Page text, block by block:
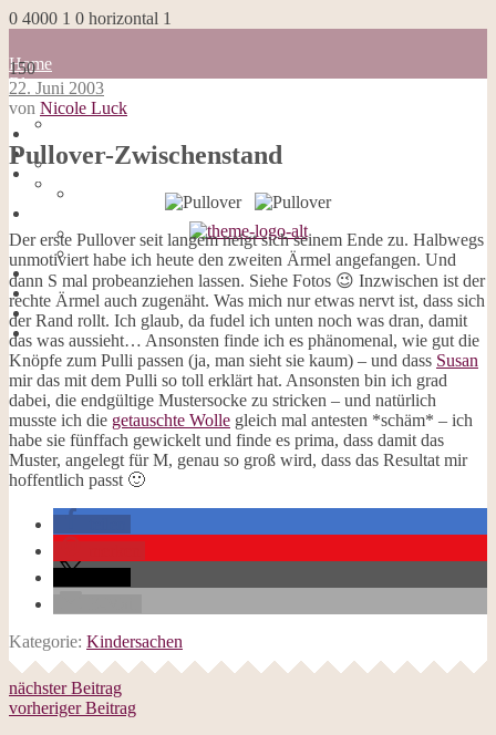
0 4000 1 0 horizontal 1
Home
Blog
about me
Impressum
Datenschutzerklärung
Galerie
Opal-Abos
Strickblogs
Hörbücher
150
Home
Blog
about me
Datenschutzerklärung
Cookies
Galerie
Opal-Abos
Strickblogs
Hörbücher
22. Juni 2003
von Nicole Luck
Pullover-Zwischenstand
Der erste Pullover seit langem neigt sich seinem Ende zu. Halbwegs
unmotiviert habe ich heute den zweiten Ärmel angefangen. Und
dann S mal probeanziehen lassen. Siehe Fotos 😉 Inzwischen ist der
rechte Ärmel auch zugenäht. Was mich nur etwas nervt ist, dass sich
der Rand rollt. Ich glaub, da fudel ich unten noch was dran, damit
das was aussieht… Ansonsten finde ich es phänomenal, wie gut die
Knöpfe zum Pulli passen (ja, man sieht sie kaum) – und dass Susan
mir das mit dem Pulli so toll erklärt hat. Ansonsten bin ich grad
dabei, die endgültige Mustersocke zu stricken – und natürlich
musste ich die getauschte Wolle gleich mal antesten *schäm* – ich
habe sie fünffach gewickelt und finde es prima, dass damit das
Muster, angelegt für M, genau so groß wird, dass das Resultat mir
hoffentlich passt 🙂
Kategorie: Kindersachen
nächster Beitrag
vorheriger Beitrag